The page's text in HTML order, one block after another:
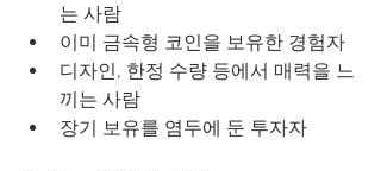
는 사람
이미 금속형 코인을 보유한 경험자
디자인, 한정 수량 등에서 매력을 느
끼는 사람
장기 보유를 염두에 둔 투자자